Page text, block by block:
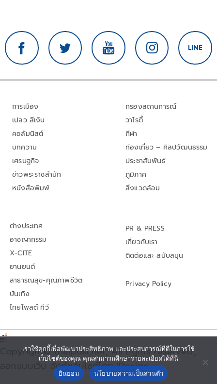
การเมือง
เปลว สีเงิน
คอลัมนิสต์
บทความ
เศรษฐกิจ
ข่าวพระราชสำนัก
หนังสือพิมพ์
กรองสถานการณ์
วาไรตี้
กีฬา
ท่องเที่ยว – ศิลปวัฒนธรรม
ประชาสัมพันธ์
ภูมิภาค
สิ่งแวดล้อม
ต่างประเทศ
อาชญากรรม
X-CITE
ยานยนต์
สาธารณสุข-คุณภาพชีวิต
บันเทิง
ไทยโพสต์ ทีวี
PR & PRESS
เกี่ยวกับเรา
ติดต่อและ สนับสนุน
Privacy Policy
Copyright© thaipost.net, All rights reserved.,
ออกแบบเว็บ จัดทำเว็บไซต์โดย iDesign
เราใช้คุกกี้เพื่อพัฒนาประสิทธิภาพ และประสบการณ์ที่ดีในการใช้
เว็บไซต์ของคุณ คุณสามารถศึกษารายละเอียดได้ที่นี่
ยินยอม
นโยบายความเป็นส่วนตัว